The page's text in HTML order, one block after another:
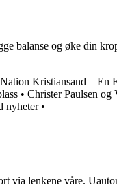
balanse og øke din
Kristiansand – En
• Christer Paulsen og
nyheter•
via lenkene våre.